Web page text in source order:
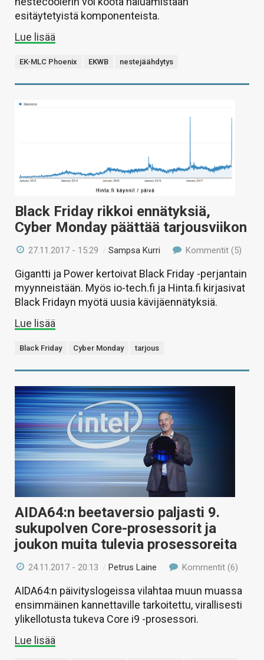
esitäytetyistä komponenteista.
Lue lisää
EK-MLC Phoenix EKWB nestejäähdytys
Black Friday rikkoi ennätyksiä,
Cyber Monday päättää tarjousviikon
27.11.2017 - 15:29 /Sampsa Kurri Kommentit (5)
Gigantti ja Power kertoivat Black Friday -perjantain
myynneistään. Myös io-tech.fi ja Hinta.fi kirjasivat
Black Fridayn myötä uusia kävijäennätyksiä.
Lue lisää
Black Friday Cyber Monday tarjous
AIDA64:n beetaversio paljasti 9.
sukupolven Core-prosessorit ja
joukon muita tulevia prosessoreita
24.11.2017 - 20:13 /Petrus Laine Kommentit (6)
AIDA64:n päivityslogeissa vilahtaa muun muassa
ensimmäinen kannettaville tarkoitettu, virallisesti
ylikellotusta tukeva Core i9 -prosessori.
Lue lisää